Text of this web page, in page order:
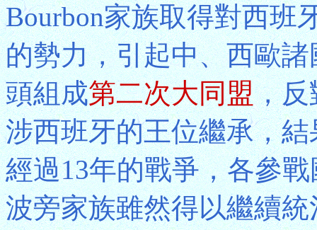
Bourbon家族取得對西班
的勢力，引起中、西歐
頭組成第二次大同盟，反
涉西班牙的王位繼承，
經過13年的戰爭，各參
波旁家族雖然得以繼續